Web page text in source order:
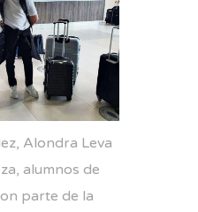
Alondra Leva
alumnos de
parte de la